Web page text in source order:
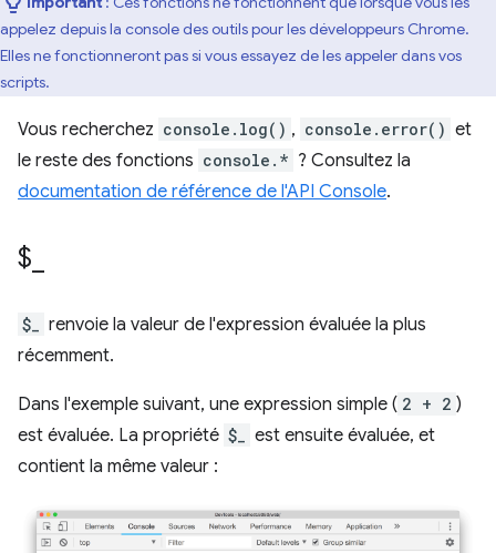
appelez depuis la console des outils pour les développeurs Chrome.
Elles ne fonctionneront pas si vous essayez de les appeler dans vos
scripts.
Vous recherchez console.log() , console.error() et
le reste des fonctions console.* ? Consultez la
documentation de référence de l'API Console.
$
$_
renvoie la valeur de l'expression évaluée la plus
récemment.
Dans l'exemple suivant, une expression simple ( 2 + 2 )
est évaluée. La propriété $_
est ensuite évaluée, et
contient la même valeur :